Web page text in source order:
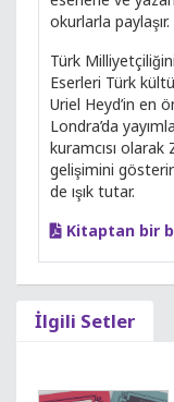
okurlarla paylaşır.
Türk
Eserleri Türk
Uriel Heyd’in en
Londra’da
kuramcısı olarak
gelişimini
de ışık tutar.
Kitaptan bir
İlgili Setler